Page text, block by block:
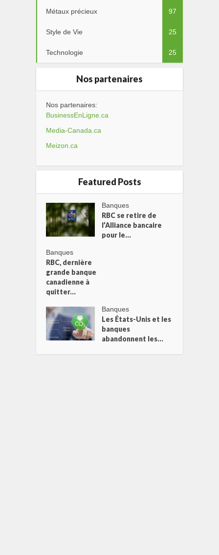
Métaux précieux 97
Style de Vie 25
Technologie 25
Nos partenaires
Nos partenaires:
BusinessEnLigne.ca
Media-Canada.ca
Meizon.ca
Featured Posts
Banques
RBC se retire de
l’Alliance bancaire
pour le...
Banques
RBC, dernière
grande banque
canadienne à
quitter...
Banques
Les États-Unis et les
banques
abandonnent les...